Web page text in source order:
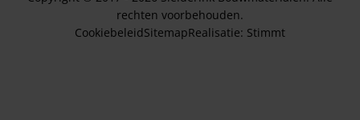
rechten voorbehouden.
CookiebeleidSitemapRealisatie: Stimmt